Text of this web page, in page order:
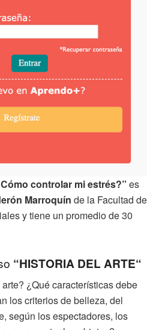
controlar mi estrés?” es
Marroquín de la Facultad de
y tiene un promedio de 30
“HISTORIA DEL ARTE“
¿Qué características debe
los criterios de belleza, del
según los espectadores, los